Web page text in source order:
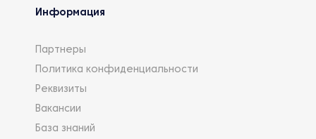
Информация
Партнеры
Политика конфиденциальности
Реквизиты
Вакансии
База знаний